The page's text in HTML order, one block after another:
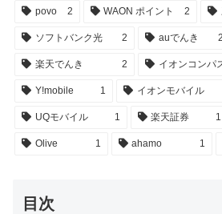
povo 2 WAON ポイント 2
ソフトバンク光 2 auでんき 2
楽天でんき 2 イオンコンパ
Y!mobile 1 イオンモバイル
UQモバイル 1 楽天証券 1
Olive 1 ahamo 1
目次